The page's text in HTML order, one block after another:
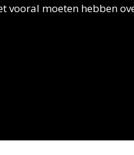
vooral moeten hebben